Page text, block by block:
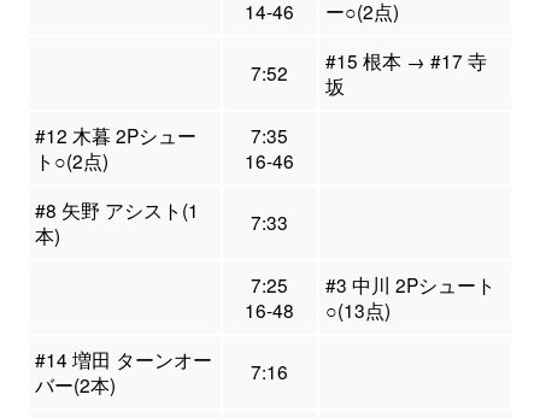
14-46
ー○(2点)
7:52
#15 根本 → #17 寺
坂
#12 木暮 2Pシュー
ト○(2点)
7:35
16-46
#8 矢野 アシスト(1
本)
7:33
7:25
16-48
#3 中川 2Pシュート
○(13点)
#14 増田 ターンオー
バー(2本)
7:16